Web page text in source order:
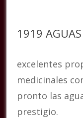
1919 AGUAS
excelentes
medicinales
pronto las
prestigio.